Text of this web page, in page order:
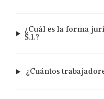
¿Cuál es la forma
S.l.?
¿Cuántos